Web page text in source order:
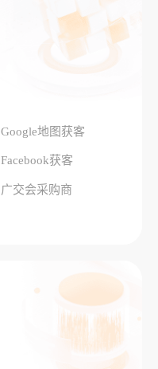
Google地图获客
Facebook获客
广交会采购商